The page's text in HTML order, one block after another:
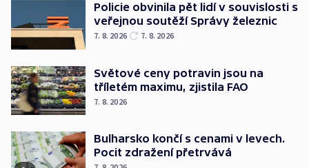
Policie obvinila pět lidí v souvislosti s
veřejnou soutěží Správy železnic
7. 8. 2026 7. 8. 2026
Světové ceny potravin jsou na
tříletém maximu, zjistila FAO
7. 8. 2026
Bulharsko končí s cenami v levech.
Pocit zdražení přetrvává